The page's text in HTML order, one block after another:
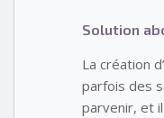
Solution
La création
parfois des
parvenir, et